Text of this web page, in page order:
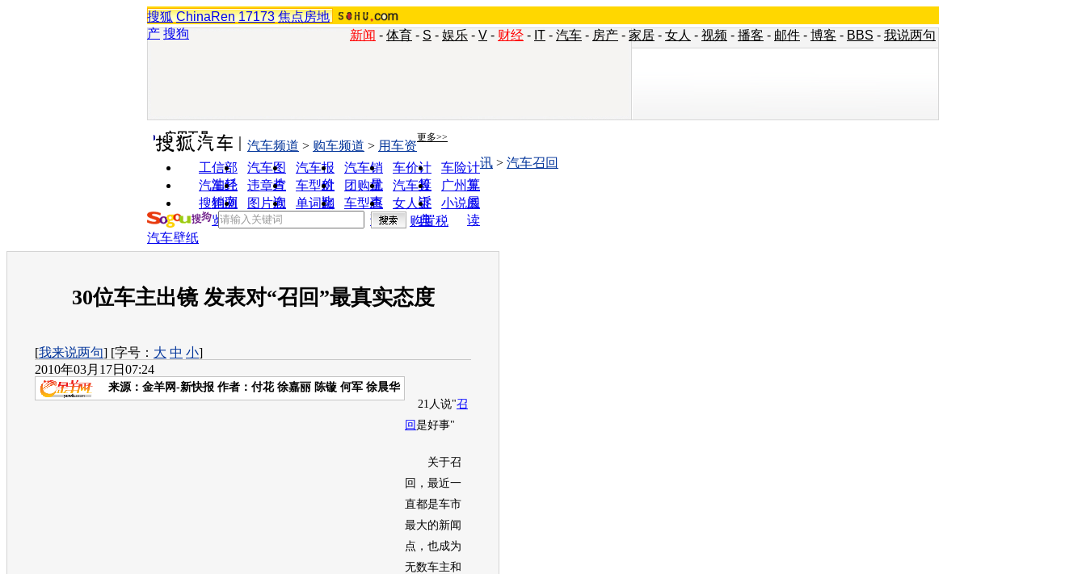
搜狐 ChinaRen 17173 焦点房地
产 搜狗 新闻 - 体育 - S - 娱乐 - V - 财经 - IT - 汽车 - 房产 - 家居 - 女人 - 视频 - 播客 - 邮件 - 博客 - BBS - 我说两句
实用工具 更多>>
工信部
油耗
汽车图
片
汽车报
价
汽车销
量
车价计
算
车险计
算
汽车经
销商
违章查
询
车型对
比
团购优
惠
汽车投
诉
广州车
展
搜狗浏
览器
图片欣
赏
单词翻
车型查
询
女人宝
典
小说阅
读
汽车频道 > 购车频道 > 用车资
讯 > 汽车召回
购置税
汽车壁纸
30位车主出镜 发表对“召回”最真实态度
[我来说两句] [字号： 大 中 小]
2010年03月17日07:24
来源： 金羊网-新快报 作者：付花 徐嘉丽 陈镟 何军 徐晨华
21人说"召
回 是好事"
关于召
回
，最近一
直都是车市
最大的新闻
点，也成为
无数车主和